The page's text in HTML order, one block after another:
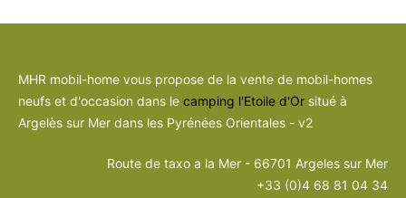
MHR mobil-home vous propose de la vente de mobil-homes
neufs et d'occasion dans le camping l'Etoile d'Or situé à
Argelès sur Mer dans les Pyrénées Orientales - v2
Route de taxo a la Mer - 66701 Argeles sur Mer
+33 (0)4 68 81 04 34